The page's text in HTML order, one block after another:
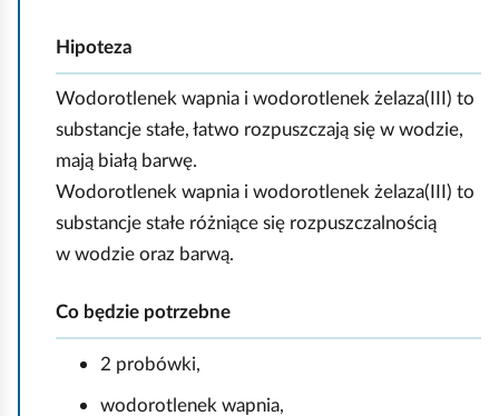
ą
d
Hipoteza
Wodorotlenek wapnia i wodorotlenek żelaza(III) to
substancje stałe, łatwo rozpuszczają się w wodzie,
mają białą barwę.
Wodorotlenek wapnia i wodorotlenek żelaza(III) to
substancje stałe różniące się rozpuszczalnością
w wodzie oraz barwą.
Co będzie potrzebne
2 probówki,
wodorotlenek wapnia,